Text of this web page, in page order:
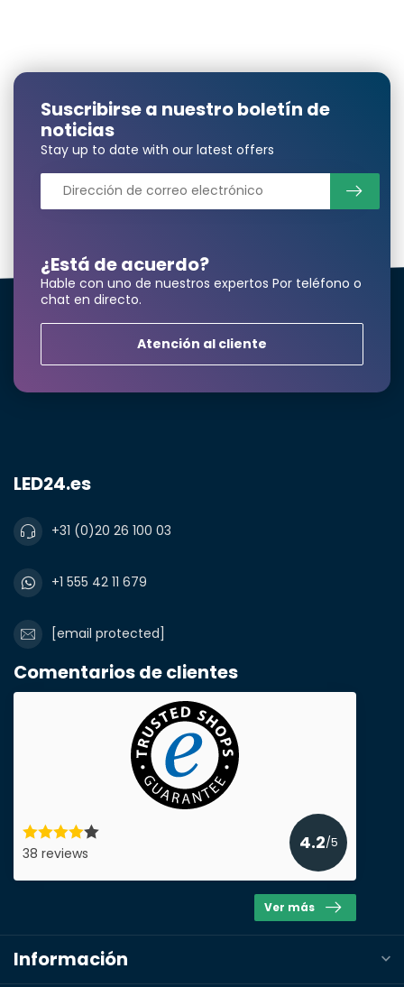
¿Está de acuerdo?
Hable con uno de nuestros expertos Por teléfono o
chat en directo.
Atención al cliente
Suscribirse a nuestro boletín de
noticias
Stay up to date with our latest offers
LED24.es
+31 (0)20 26 100 03
+1 555 42 11 679
[email protected]
Comentarios de clientes
38 reviews
4.2/5
Ver más
Información